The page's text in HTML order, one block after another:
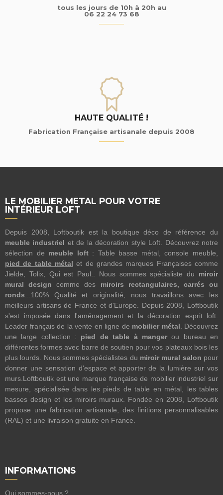
tous les jours de 10h à 20h au
06 22 24 73 68
HAUTE QUALITÉ !
Fabrication Française artisanale depuis 2008
LE MOBILIER MÉTAL POUR VOTRE
INTÉRIEUR LOFT
Depuis 2008, Loftboutik est la boutique déco de référence du
meuble industriel et de la décoration style Loft. Découvrez notre
sélection de meuble loft: Table basse métal, console meuble,
pied de table métal et de grandes marques Françaises comme
Jielde, Tolix, Qui est Paul.. Nous sommes spécialiste du miroir
mural design comme des miroirs rectangulaires, carrés ou
ronds ...100% Qualité et originalité, nous travaillons avec les
meilleurs artisans de France et d'Europe. Depuis 2008, Loftboutik
s'est imposée dans l'aménagement et la décoration esprit loft.
Leader français de la vente en ligne de mobilier métal . Découvrez
une large collection : pied de table à mangerou bureau en
différentes formes avec barre de soutien pour vos plateaux bois les
plus lourds. Nous sommes spécialistes du miroir mural salon pour
donner une sensation d'espace et apporter de la lumière sur vos
murs.Loftboutik est une marque française de mobilier industriel sur
mesure, spécialisée dans les pieds de table en métal, les tables
basses design et les miroirs muraux. Fondée en 2008, Loftboutik
propose une fabrication artisanale, des finitions personnalisables
(RAL) et une livraison gratuite en France.
INFORMATIONS
Qui sommes-nous ?